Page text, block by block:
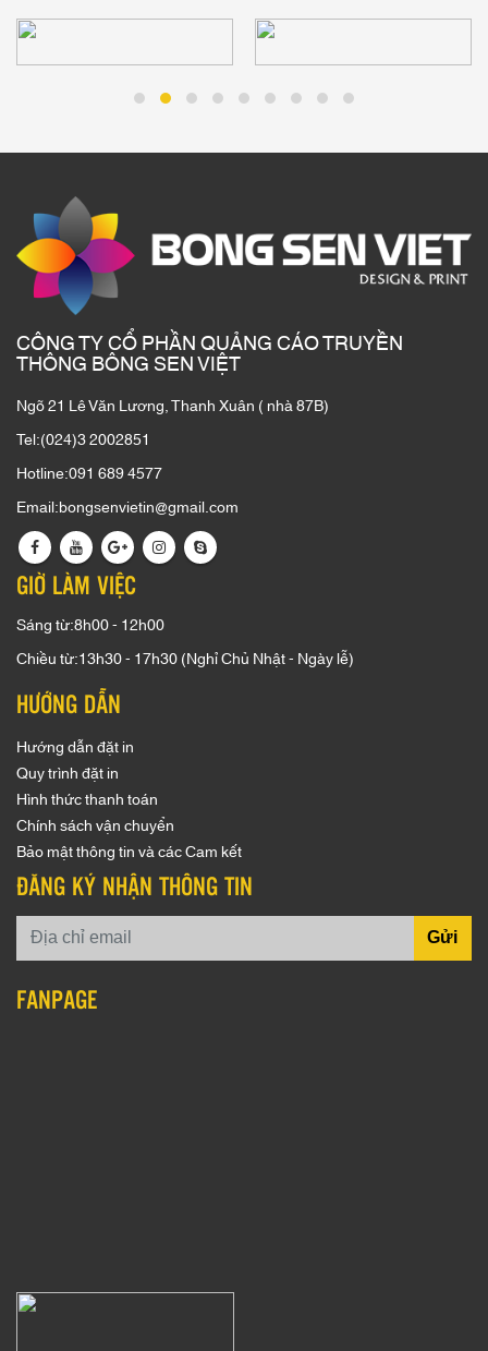
CÔNG TY CỔ PHẦN QUẢNG CÁO TRUYỀN
THÔNG BÔNG SEN VIỆT
Ngõ 21 Lê Văn Lương, Thanh Xuân ( nhà 87B)
Tel:(024)3 2002851
Hotline:091 689 4577
Email:bongsenvietin@gmail.com
GIỜ LÀM VIỆC
Sáng từ:8h00 - 12h00
Chiều từ:13h30 - 17h30 (Nghỉ Chủ Nhật - Ngày lễ)
HƯỚNG DẪN
Hướng dẫn đặt in
Quy trình đặt in
Hình thức thanh toán
Chính sách vận chuyển
Bảo mật thông tin và các Cam kết
ĐĂNG KÝ NHẬN THÔNG TIN
Gửi
FANPAGE